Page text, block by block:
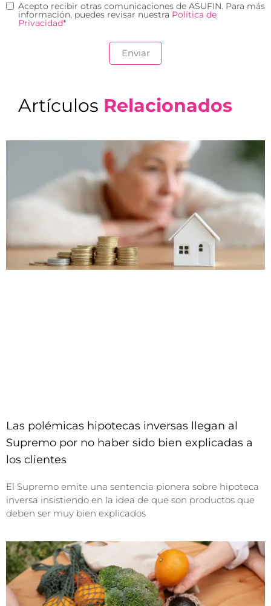
Acepto recibir otras comunicaciones de ASUFIN. Para más
información, puedes revisar nuestra Política de
Privacidad*
Artículos Relacionados
Las polémicas hipotecas inversas llegan al
Supremo por no haber sido bien explicadas a
los clientes
El Supremo emite una sentencia pionera sobre hipoteca
inversa insistiendo en la idea de que son productos que
deben ser muy bien explicados